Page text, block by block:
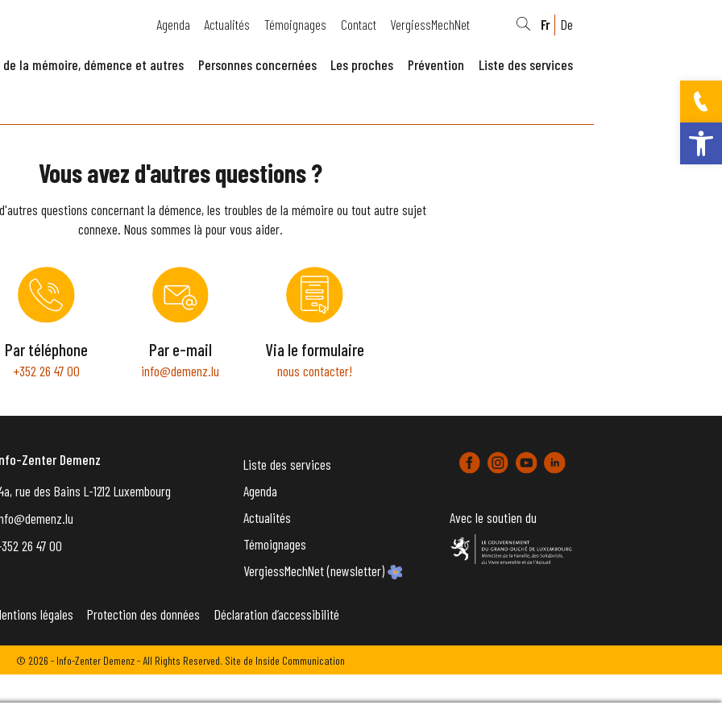
Ouvrir la
Agenda Actualités Témoignages Contact VergiessMechNet Fr De
la mémoire, démence et autres Personnes concernées Les proches Prévention Liste des services
Vous avez d'autres questions ?
questions concernant la démence, les troubles de la mémoire ou tout autre sujet
connexe. Nous sommes là pour vous aider.
Par téléphone
+352 26 47 00
Par e-mail
info@demenz.lu
Via le formulaire
nous contacter!
Zenter Demenz
rue des Bains L-1212 Luxembourg
26 47 00
Liste des services
Agenda
Actualités
Témoignages
VergiessMechNet (newsletter)
Avec le soutien du
légales Protection des données Déclaration d’accessibilité
© 2026 - Info-Zenter Demenz - All Rights Reserved. Site de Inside Communication